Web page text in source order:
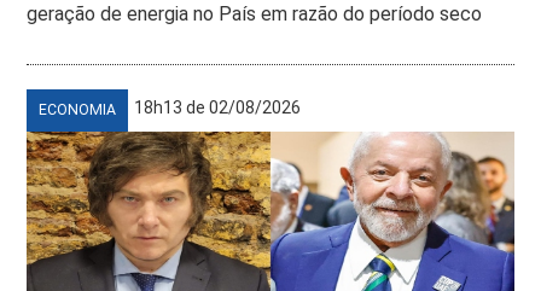
geração de energia no País em razão do período seco
ECONOMIA 18h13 de 02/08/2026